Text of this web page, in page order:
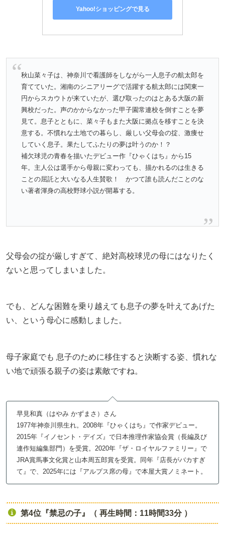
Yahoo!ショッピングで見る
秋山菜々子は、神奈川で看護師をしながら一人息子の航太郎を
育てていた。湘南のシニアリーグで活躍する航太郎には関東一
円からスカウトが来ていたが、選び取ったのはとある大阪の新
興校だった。声のかからなかった甲子園常連校を倒すことを夢
見て。息子とともに、菜々子もまた大阪に拠点を移すことを決
意する。不慣れな土地での暮らし、厳しい父母会の掟、激痩せ
していく息子。果たしてふたりの夢は叶うのか！？
補欠球児の青春を描いたデビュー作『ひゃくはち』から15
年。主人公は選手から母親に変わっても、描かれるのは生きる
ことの屈託と大いなる人生賛歌！ かつて誰も読んだことのな
い著者渾身の高校野球小説が開幕する。
父母会の掟が厳しすぎて、絶対高校球児の母にはなりたく
ないと思ってしまいました。
でも、どんな困難を乗り越えても息子の夢を叶えてあげた
い、という母心に感動しました。
母子家庭でも 息子のために移住すると決断する姿、慣れな
い地で頑張る親子の姿は素敵ですね。
早見和真（はやみ かずまさ）さん
1977年神奈川県生れ。2008年『ひゃくはち』で作家デビュー。
2015年『イノセント・デイズ』で日本推理作家協会賞（長編及び
連作短編集部門）を受賞。2020年『ザ・ロイヤルファミリー』で
JRA賞馬事文化賞と山本周五郎賞を受賞。同年『店長がバカすぎ
て』で、2025年には『アルプス席の母』で本屋大賞ノミネート。
第4位『禁忌の子』（ 再生時間：11時間33分 ）